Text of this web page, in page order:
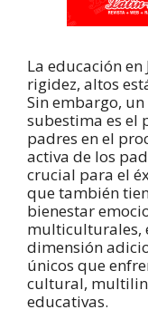
La educación
rigidez, altos
Sin embargo,
subestima es el
padres en el
activa de los
crucial para el
que también
bienestar
multiculturales,
dimensión
únicos que
cultural,
educativas.